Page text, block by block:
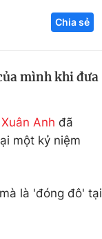
Công nghệ
Sản phẩm
Tư vấn
Chia sẻ
mình khi đưa
Xuân Anh đã
một kỷ niệm
là 'đóng đô' tại